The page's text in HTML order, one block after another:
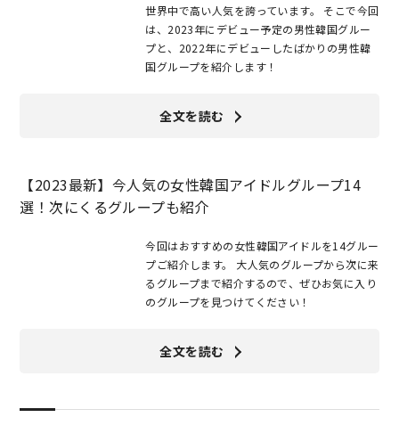
世界中で高い人気を誇っています。 そこで今回
は、2023年にデビュー予定の男性韓国グルー
プと、2022年にデビューしたばかりの男性韓
国グループを紹介します！
全文を読む
【2023最新】今人気の女性韓国アイドルグループ14
選！次にくるグループも紹介
今回はおすすめの女性韓国アイドルを14グルー
プご紹介します。 大人気のグループから次に来
るグループまで紹介するので、ぜひお気に入り
のグループを見つけてください！
全文を読む